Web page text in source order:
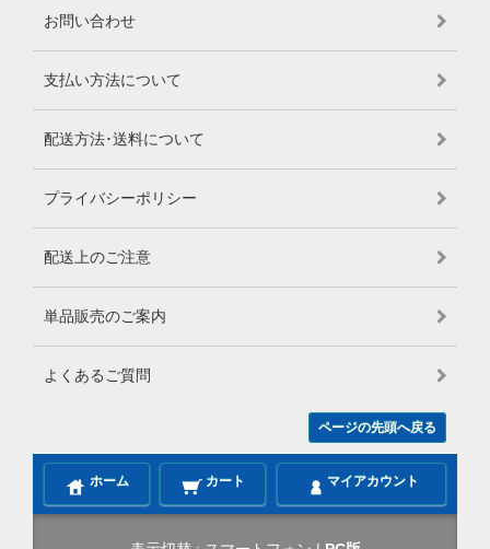
お問い合わせ
支払い方法について
配送方法･送料について
プライバシーポリシー
配送上のご注意
単品販売のご案内
よくあるご質問
ページの先頭へ戻る
ホーム カート マイアカウント